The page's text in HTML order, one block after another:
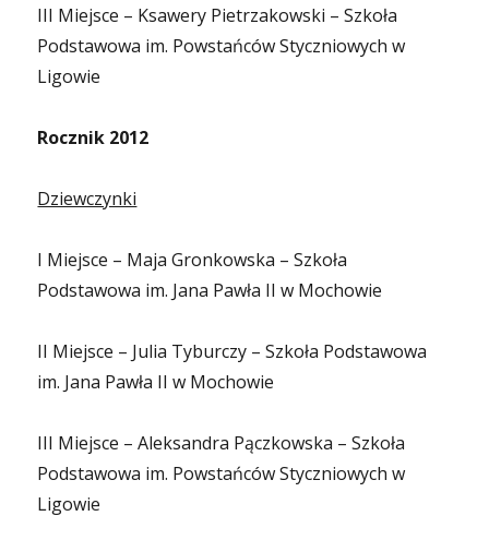
III Miejsce – Ksawery Pietrzakowski – Szkoła
Podstawowa im. Powstańców Styczniowych w
Ligowie
Rocznik 2012
Dziewczynki
I Miejsce – Maja Gronkowska – Szkoła
Podstawowa im. Jana Pawła II w Mochowie
II Miejsce – Julia Tyburczy – Szkoła Podstawowa
im. Jana Pawła II w Mochowie
III Miejsce – Aleksandra Pączkowska – Szkoła
Podstawowa im. Powstańców Styczniowych w
Ligowie